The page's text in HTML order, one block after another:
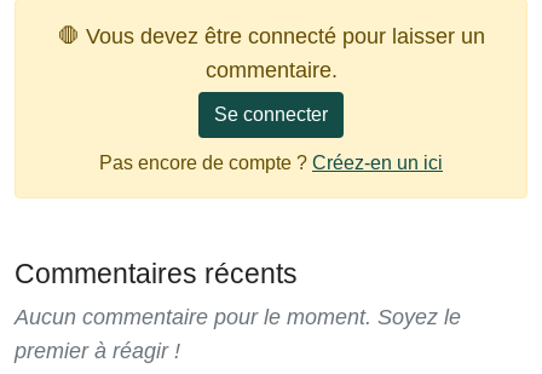
🛑 Vous devez être connecté pour laisser un
commentaire.
Se connecter
Pas encore de compte ? Créez-en un ici
Commentaires récents
Aucun commentaire pour le moment. Soyez le
premier à réagir !